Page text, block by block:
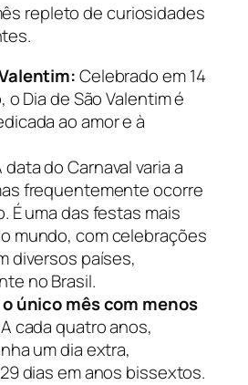
repleto de curiosidades
Celebrado em 14
o Dia de São Valentim é
ao amor e à
data do Carnaval varia a
frequentemente ocorre
É uma das festas mais
mundo, com celebrações
diversos países,
no Brasil.
único mês com menos
A cada quatro anos,
um dia extra,
dias em anos bissextos.